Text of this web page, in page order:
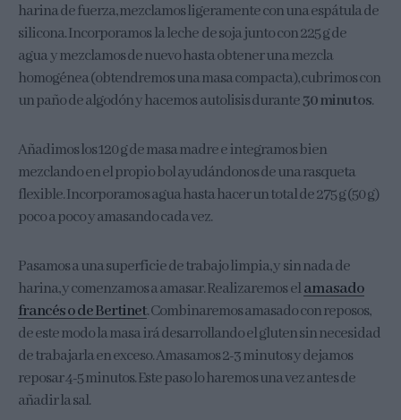
harina de fuerza, mezclamos ligeramente con una espátula de
silicona. Incorporamos la leche de soja junto con 225 g de
agua y mezclamos de nuevo hasta obtener una mezcla
homogénea (obtendremos una masa compacta), cubrimos con
un paño de algodón y hacemos autolisis durante30 minutos.
Añadimos los 120 g de masa madre e integramos bien
mezclando en el propio bol ayudándonos de una rasqueta
flexible. Incorporamos agua hasta hacer un total de 275 g (50 g)
poco a poco y amasando cada vez.
Pasamos a una superficie de trabajo limpia, y sin nada de
harina, y comenzamos a amasar. Realizaremos elamasado
francés o de Bertinet. Combinaremos amasado con reposos,
de este modo la masa irá desarrollando el gluten sin necesidad
de trabajarla en exceso. Amasamos 2-3 minutos y dejamos
reposar 4-5 minutos. Este paso lo haremos una vez antes de
añadir la sal.